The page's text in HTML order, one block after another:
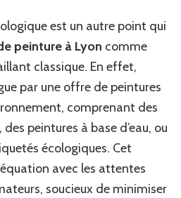
est un autre point qui
peinture à Lyon comme
classique. En effet,
par une offre de peintures
comprenant des
peintures à base d’eau, ou
écologiques. Cet
avec les attentes
soucieux de minimiser